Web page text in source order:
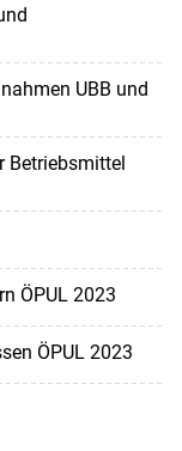
UBB und
Betriebsmittel
ÖPUL 2023
ÖPUL 2023